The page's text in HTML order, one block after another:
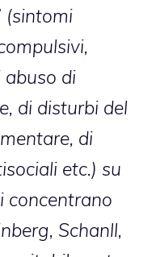
(sintomi
abuso di
di disturbi del
di
etc.) su
concentrano
Schanll,